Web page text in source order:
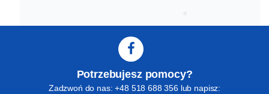
Potrzebujesz pomocy?
Zadzwoń do nas: +48 518 688 356 lub napisz: